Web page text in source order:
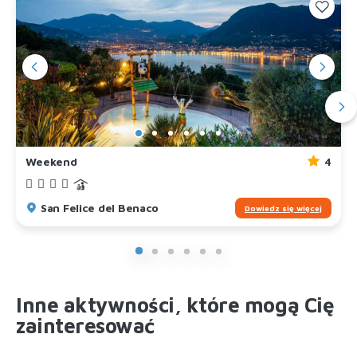
Weekend 4
San Felice del Benaco Dowiedz się więcej
Inne aktywności, które mogą Cię
zainteresować